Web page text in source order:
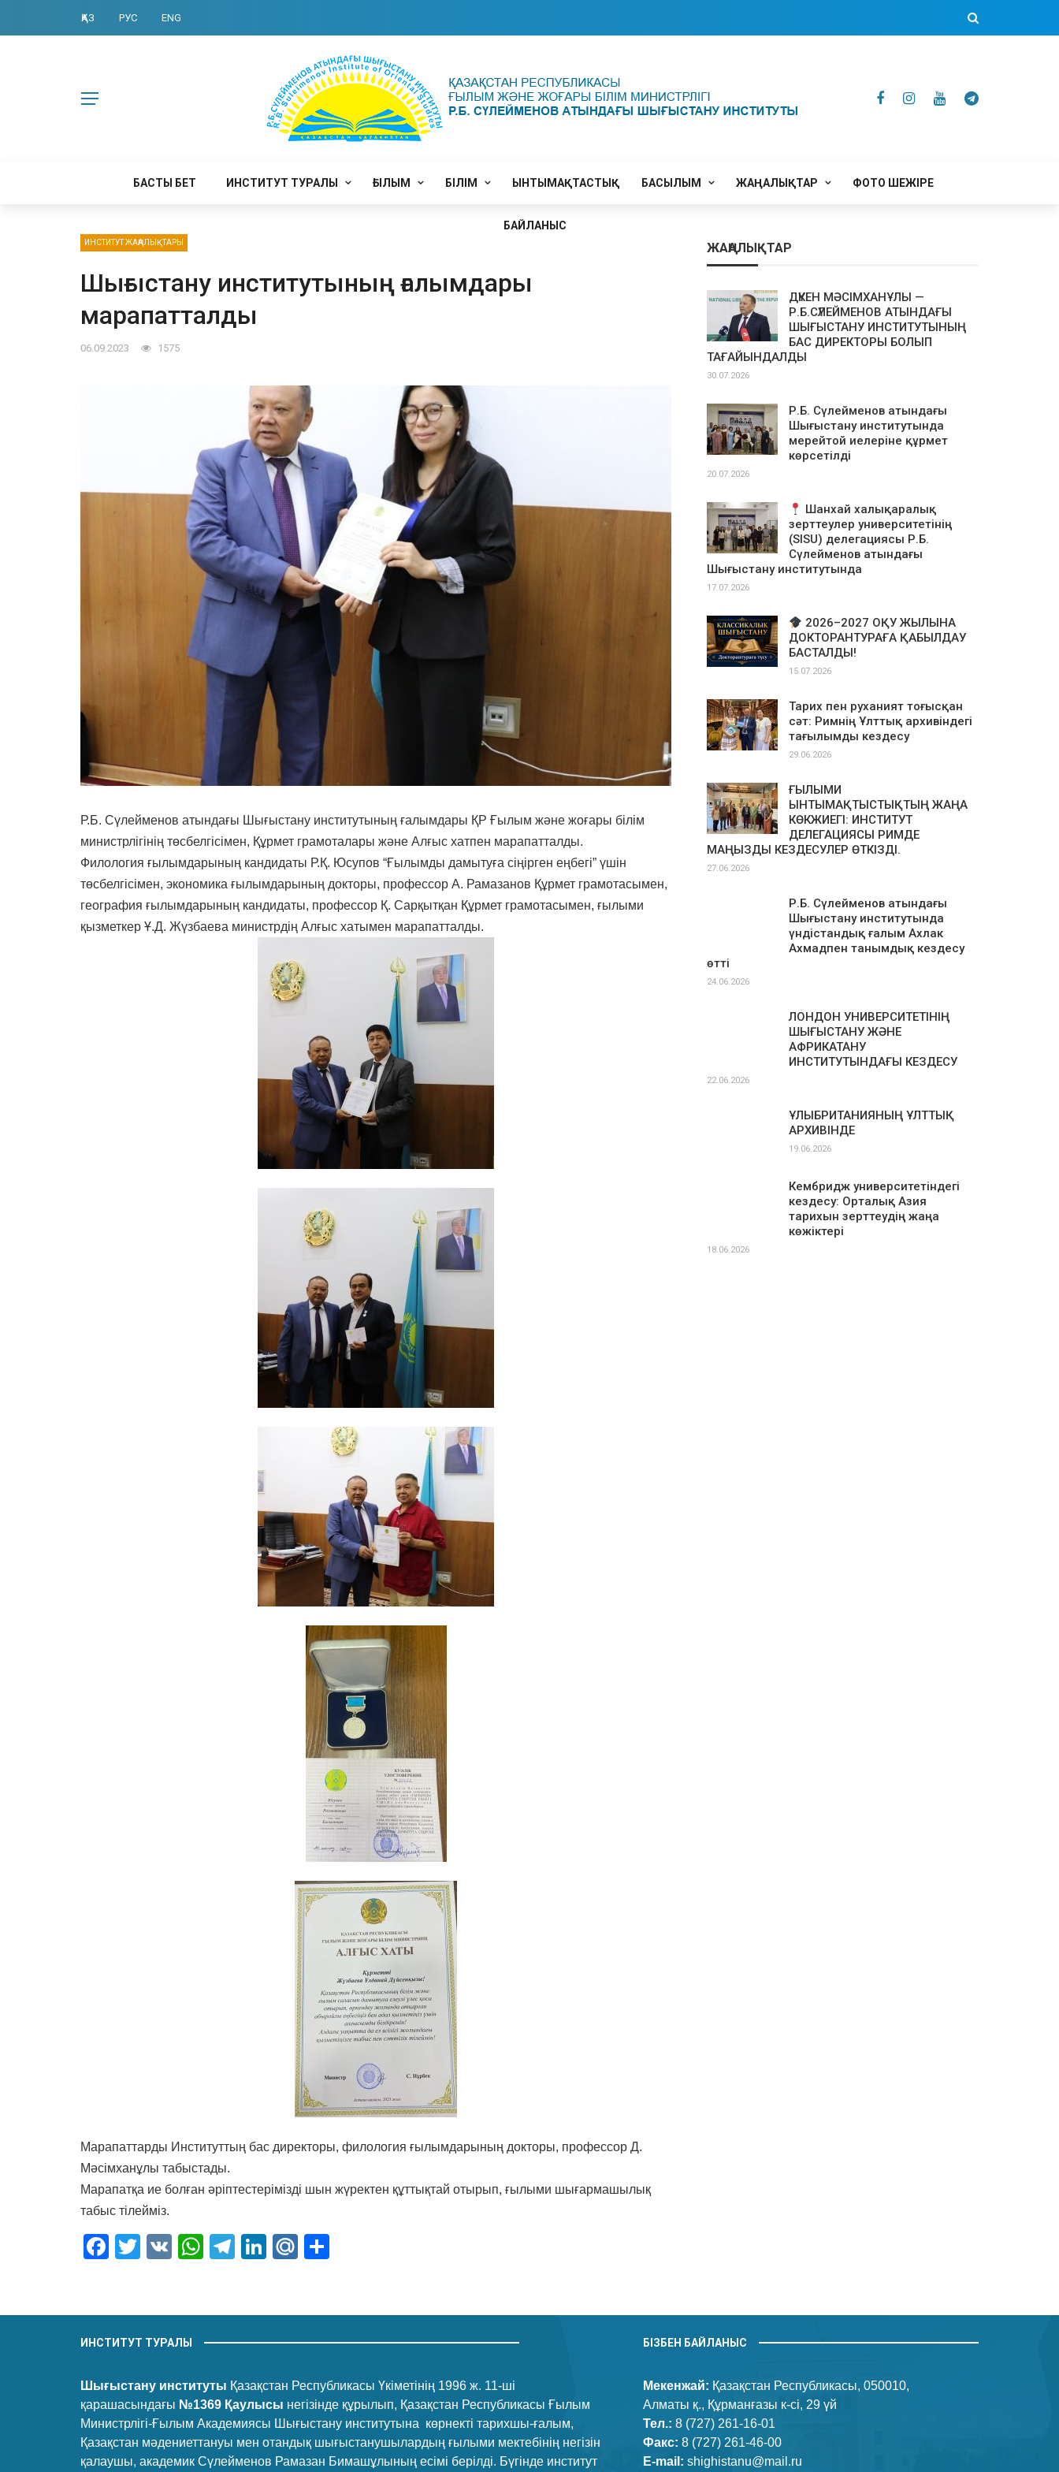
ҚАЗ РУС ENG
БАСТЫ БЕТ ИНСТИТУТ ТУРАЛЫ ҒЫЛЫМ БІЛІМ ЫНТЫМАҚТАСТЫҚ БАСЫЛЫМ ЖАҢАЛЫҚТАР ФОТО ШЕЖІРЕ
БАЙЛАНЫС
ИНСТИТУТ ЖАҢАЛЫҚТАРЫ
Шығыстану институтының ғалымдары
марапатталды
06.09.2023 1575
Р.Б. Сүлейменов атындағы Шығыстану институтының ғалымдары ҚР Ғылым және жоғары білім
министрлігінің төсбелгісімен, Құрмет грамоталары және Алғыс хатпен марапатталды.
Филология ғылымдарының кандидаты Р.Қ. Юсупов “Ғылымды дамытуға сіңірген еңбегі” үшін
төсбелгісімен, экономика ғылымдарының докторы, профессор А. Рамазанов Құрмет грамотасымен,
география ғылымдарының кандидаты, профессор Қ. Сарқытқан Құрмет грамотасымен, ғылыми
қызметкер Ұ.Д. Жүзбаева министрдің Алғыс хатымен марапатталды.
Марапаттарды Институттың бас директоры, филология ғылымдарының докторы, профессор Д.
Мәсімханұлы табыстады.
Марапатқа ие болған әріптестерімізді шын жүректен құттықтай отырып, ғылыми шығармашылық
табыс тілейміз.
Facebook
Twitter
VK WhatsApp
Telegram
LinkedIn
Mail.Ru
ЖАҢАЛЫҚТАР
ДҮКЕН МӘСІМХАНҰЛЫ —
Р.Б.СҮЛЕЙМЕНОВ АТЫНДАҒЫ
ШЫҒЫСТАНУ ИНСТИТУТЫНЫҢ
БАС ДИРЕКТОРЫ БОЛЫП
ТАҒАЙЫНДАЛДЫ
30.07.2026
Р.Б. Сүлейменов атындағы
Шығыстану институтында
мерейтой иелеріне құрмет
көрсетілді
20.07.2026
Шанхай халықаралық
зерттеулер университетінің
(SISU) делегациясы Р.Б.
Сүлейменов атындағы
Шығыстану институтында
17.07.2026
2026–2027 ОҚУ ЖЫЛЫНА
ДОКТОРАНТУРАҒА ҚАБЫЛДАУ
БАСТАЛДЫ!
15.07.2026
Тарих пен руханият тоғысқан
сәт: Римнің Ұлттық архивіндегі
тағылымды кездесу
29.06.2026
ҒЫЛЫМИ
ЫНТЫМАҚТЫСТЫҚТЫҢ ЖАҢА
КӨКЖИЕГІ: ИНСТИТУТ
ДЕЛЕГАЦИЯСЫ РИМДЕ
МАҢЫЗДЫ КЕЗДЕСУЛЕР ӨТКІЗДІ.
27.06.2026
Р.Б. Сүлейменов атындағы
Шығыстану институтында
үндістандық ғалым Ахлак
Ахмадпен танымдық кездесу
өтті
24.06.2026
ЛОНДОН УНИВЕРСИТЕТІНІҢ
ШЫҒЫСТАНУ ЖӘНЕ
АФРИКАТАНУ
ИНСТИТУТЫНДАҒЫ КЕЗДЕСУ
22.06.2026
ҰЛЫБРИТАНИЯНЫҢ ҰЛТТЫҚ
АРХИВІНДЕ
19.06.2026
Кембридж университетіндегі
кездесу: Орталық Азия
тарихын зерттеудің жаңа
көжіктері
18.06.2026
ИНСТИТУТ ТУРАЛЫ
Шығыстану институты Қазақстан Республикасы Үкіметінің 1996 ж. 11-ші
қарашасындағы №1369 Қаулысы негізінде құрылып, Қазақстан Республикасы Ғылым
Министрлігі-Ғылым Академиясы Шығыстану институтына көрнекті тарихшы-ғалым,
Қазақстан мәдениеттануы мен отандық шығыстанушылардың ғылыми мектебінің негізін
қалаушы, академик Сүлейменов Рамазан Бимашұлының есімі берілді. Бүгінде институт
БІЗБЕН БАЙЛАНЫС
Мекенжай: Қазақстан Республикасы, 050010,
Алматы қ., Құрманғазы к-сі, 29 үй
Тел.: 8 (727) 261-16-01
Факс: 8 (727) 261-46-00
E-mail: shighistanu@mail.ru